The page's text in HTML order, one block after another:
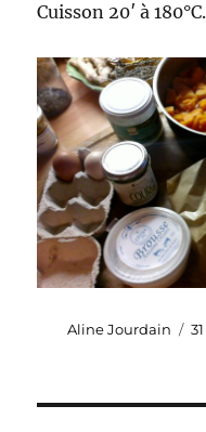
Cuisson 20′ à 180°C.
Auteur
Aline Jourdain